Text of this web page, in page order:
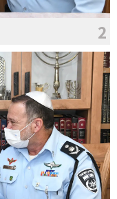
2